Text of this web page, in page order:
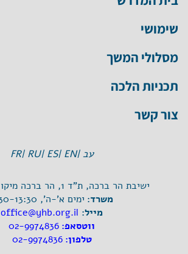
שימושי
מסלולי המשך
תכניות הלכה
צור קשר
עב |EN |
ES |
RU |
FR
ישיבת הר ברכה, ת"ד 1, הר ברכה מיקוד 4483500
משרד: ימים א'-ה', 8:30-13:30
מייל: office@yhb.org.il
ווטסאפ: 02-9974836
טלפון:02-9974836